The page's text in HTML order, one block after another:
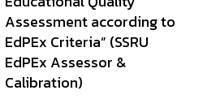
Assessment according to
EdPEx Criteria” (SSRU
EdPEx Assessor &
Calibration)